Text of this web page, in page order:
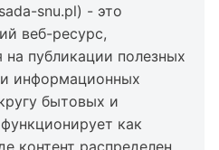
snu.pl) - это
веб-ресурс,
публикации полезных
информационных
бытовых и
как
контент распределен